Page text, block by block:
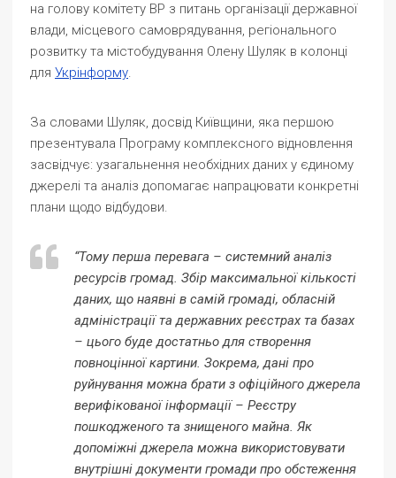
на голову комітету ВР з питань організації державної
влади, місцевого самоврядування, регіонального
розвитку та містобудування Олену Шуляк в колонці
для Укрінформу.
За словами Шуляк, досвід Київщини, яка першою
презентувала Програму комплексного відновлення
засвідчує: узагальнення необхідних даних у єдиному
джерелі та аналіз допомагає напрацювати конкретні
плани щодо відбудови.
“Тому перша перевага – системний аналіз
ресурсів громад. Збір максимальної кількості
даних, що наявні в самій громаді, обласній
адміністрації та державних реєстрах та базах
– цього буде достатньо для створення
повноцінної картини. Зокрема, дані про
руйнування можна брати з офіційного джерела
верифікованої інформації – Реєстру
пошкодженого та знищеного майна. Як
допоміжні джерела можна використовувати
внутрішні документи громади про обстеження